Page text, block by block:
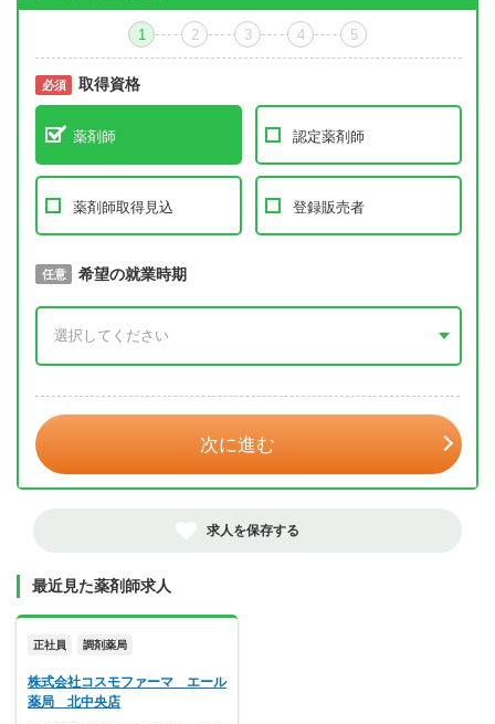
1 2 3 4 5
必須 取得資格
薬剤師 認定薬剤師
薬剤師取得見込 登録販売者
必須 取得予定年
任意 希望の就業時期
次に進む
求人を保存する
最近見た薬剤師求人
正社員 調剤薬局
株式会社コスモファーマ エール
薬局 北中央店